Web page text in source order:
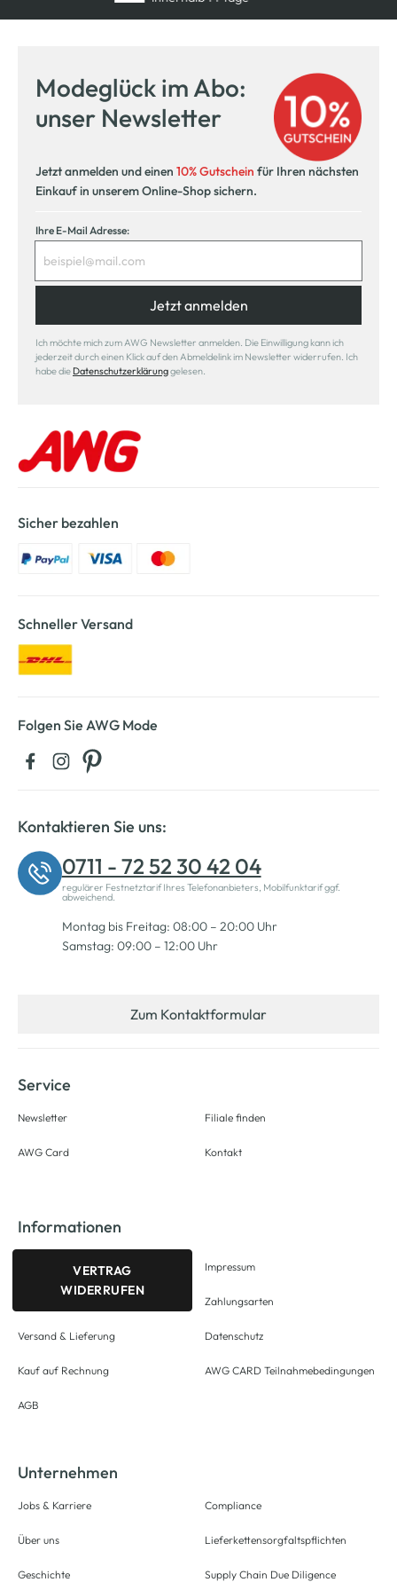
Modeglück im Abo:
unser Newsletter
Jetzt anmelden und einen 10% Gutschein für Ihren nächsten
Einkauf in unserem Online-Shop sichern.
Ihre E-Mail Adresse:
Jetzt anmelden
Ich möchte mich zum AWG Newsletter anmelden. Die Einwilligung kann ich
jederzeit durch einen Klick auf den Abmeldelink im Newsletter widerrufen. Ich
habe die Datenschutzerklärunggelesen.
Sicher bezahlen
Schneller Versand
Folgen Sie AWG Mode
Kontaktieren Sie uns:
0711 - 72 52 30 42 04
regulärer Festnetztarif Ihres Telefonanbieters, Mobilfunktarif ggf.
abweichend.
Montag bis Freitag: 08:00 – 20:00 Uhr
Samstag: 09:00 – 12:00 Uhr
Zum Kontaktformular
Service
Newsletter
AWG Card
Filiale finden
Kontakt
Informationen
VERTRAG
WIDERRUFEN
Versand & Lieferung
Kauf auf Rechnung
AGB
Impressum
Zahlungsarten
Datenschutz
AWG CARD Teilnahmebedingungen
Unternehmen
Jobs & Karriere
Über uns
Geschichte
Compliance
Lieferkettensorgfaltspflichten
Supply Chain Due Diligence